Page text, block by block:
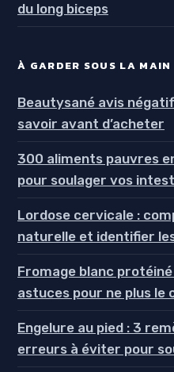
du long biceps
À GARDER SOUS LA MAIN
Beautysané avis
savoir avant d’acheter
300 aliments pauvres
pour soulager vos
Lordose cervicale :
naturelle et identifier
Fromage blanc
astuces pour ne plus le
Engelure au pied : 3
erreurs à éviter pour